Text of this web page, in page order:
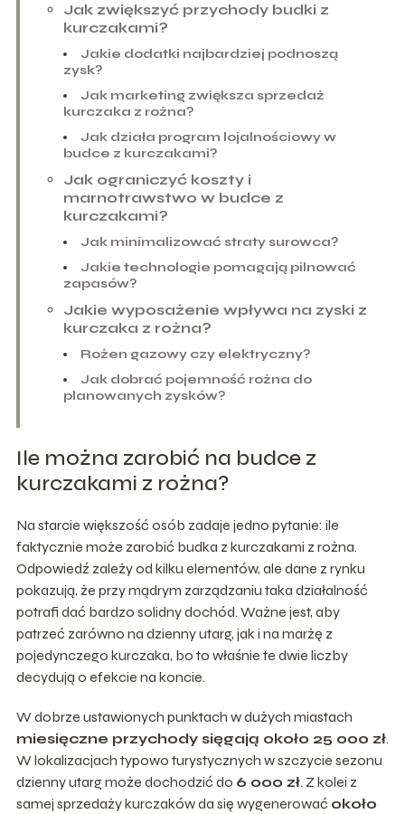
Jak zwiększyć przychody budki z
kurczakami?
Jakie dodatki najbardziej podnoszą
zysk?
Jak marketing zwiększa sprzedaż
kurczaka z rożna?
Jak działa program lojalnościowy w
budce z kurczakami?
Jak ograniczyć koszty i
marnotrawstwo w budce z
kurczakami?
Jak minimalizować straty surowca?
Jakie technologie pomagają pilnować
zapasów?
Jakie wyposażenie wpływa na zyski z
kurczaka z rożna?
Rożen gazowy czy elektryczny?
Jak dobrać pojemność rożna do
planowanych zysków?
Ile można zarobić na budce z
kurczakami z rożna?
Na starcie większość osób zadaje jedno pytanie: ile
faktycznie może zarobić budka z kurczakami z rożna.
Odpowiedź zależy od kilku elementów, ale dane z rynku
pokazują, że przy mądrym zarządzaniu taka działalność
potrafi dać bardzo solidny dochód. Ważne jest, aby
patrzeć zarówno na dzienny utarg, jak i na marżę z
pojedynczego kurczaka, bo to właśnie te dwie liczby
decydują o efekcie na koncie.
W dobrze ustawionych punktach w dużych miastach
miesięczne przychody sięgają około 25 000 zł.
W lokalizacjach typowo turystycznych w szczycie sezonu
dzienny utarg może dochodzić do 6 000 zł. Z kolei z
samej sprzedaży kurczaków da się wygenerować około